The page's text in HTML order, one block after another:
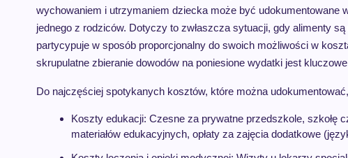
wychowaniem i utrzymaniem dziecka może być udokumentowane
jednego z rodziców. Dotyczy to zwłaszcza sytuacji, gdy alimenty
partycypuje w sposób proporcjonalny do swoich możliwości w
skrupulatne zbieranie dowodów na poniesione wydatki jest
Do najczęściej spotykanych kosztów, które można
Koszty edukacji: Czesne za prywatne przedszkole, szkołę
materiałów edukacyjnych, opłaty za zajęcia dodatkowe